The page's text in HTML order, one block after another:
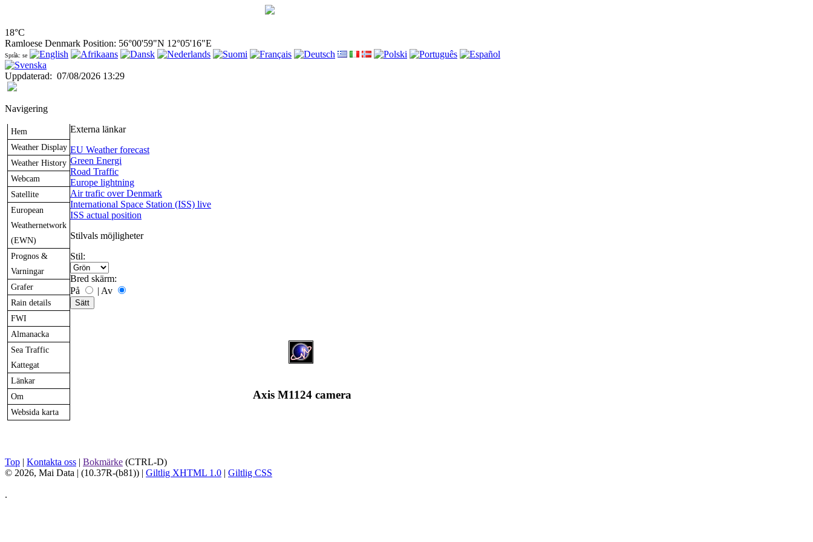
18°C
Ramloese Denmark Position: 56°00'59"N 12°05'16"E
Språk: se
Uppdaterad: 07/08/2026 13:29
Navigering
Hem
Weather Display
Weather History
Webcam
Satellite
European
Weathernetwork
(EWN)
Prognos &
Varningar
Grafer
Rain details
FWI
Almanacka
Sea Traffic
Kattegat
Länkar
Om
Websida karta
Externa länkar
EU Weather forecast
Green Energi
Road Traffic
Europe lightning
Air trafic over Denmark
International Space Station (ISS) live
ISS actual position
Stilvals möjligheter
Stil:
Bred skärm:
På
| Av
Axis M1124 camera
Top | Kontakta oss | Bokmärke (CTRL-D)
© 2026, Mai Data | (10.37R-(b81)) | Giltlig XHTML 1.0 | Giltlig CSS
.